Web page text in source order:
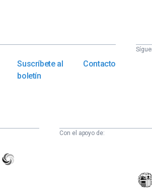
Suscríbete al
boletín
Contacto
Con el apoyo de: